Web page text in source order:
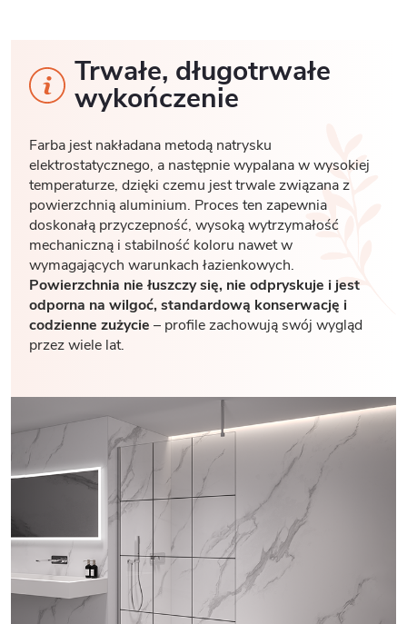
Trwałe, długotrwałe
wykończenie
Farba jest nakładana metodą natrysku
elektrostatycznego, a następnie wypalana w wysokiej
temperaturze, dzięki czemu jest trwale związana z
powierzchnią aluminium. Proces ten zapewnia
doskonałą przyczepność, wysoką wytrzymałość
mechaniczną i stabilność koloru nawet w
wymagających warunkach łazienkowych.
Powierzchnia nie łuszczy się, nie odpryskuje i jest
odporna na wilgoć, standardową konserwację i
codzienne zużycie – profile zachowują swój wygląd
przez wiele lat.